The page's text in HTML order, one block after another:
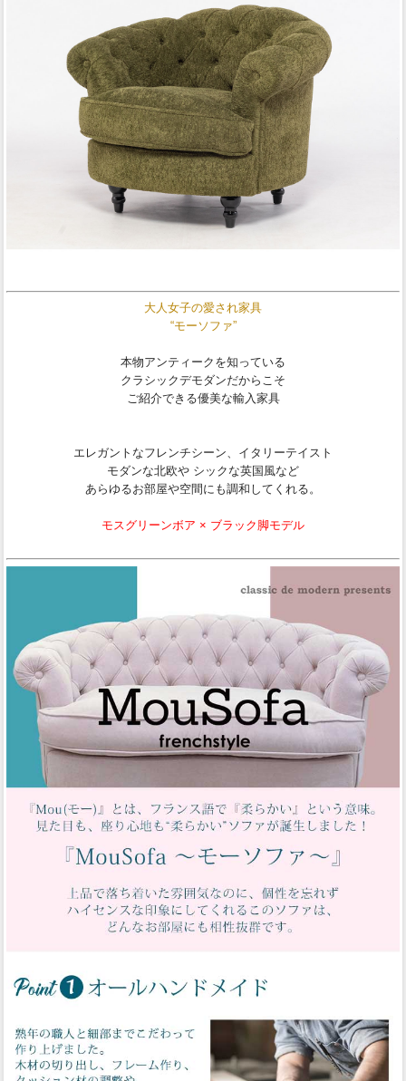
大人女子の愛され家具
“モーソファ”
本物アンティークを知っている
クラシックデモダンだからこそ
ご紹介できる優美な輸入家具
エレガントなフレンチシーン、イタリーテイスト
モダンな北欧や シックな英国風など
あらゆるお部屋や空間にも調和してくれる。
モスグリーンボア × ブラック脚モデル